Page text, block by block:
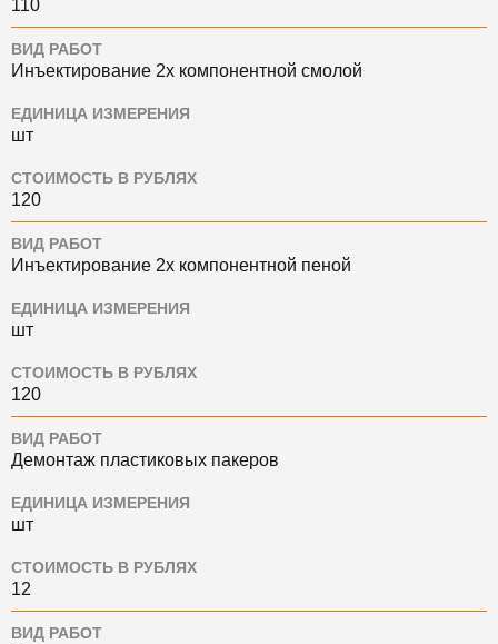
110
ВИД РАБОТ
Инъектирование 2х компонентной смолой
ЕДИНИЦА ИЗМЕРЕНИЯ
шт
СТОИМОСТЬ В РУБЛЯХ
120
ВИД РАБОТ
Инъектирование 2х компонентной пеной
ЕДИНИЦА ИЗМЕРЕНИЯ
шт
СТОИМОСТЬ В РУБЛЯХ
120
ВИД РАБОТ
Демонтаж пластиковых пакеров
ЕДИНИЦА ИЗМЕРЕНИЯ
шт
СТОИМОСТЬ В РУБЛЯХ
12
ВИД РАБОТ